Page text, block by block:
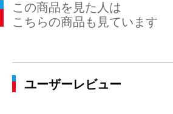
この商品を見た人は
こちらの商品も見ています
ユーザーレビュー